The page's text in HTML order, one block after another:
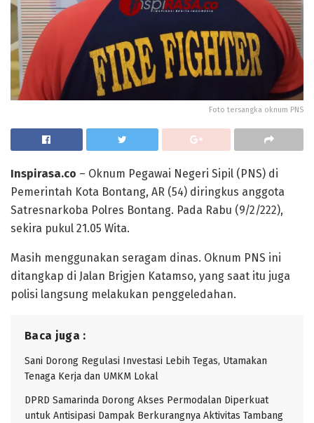
Foto tersangka oknum PNS
Inspirasa.co – Oknum Pegawai Negeri Sipil (PNS) di
Pemerintah Kota Bontang, AR (54) diringkus anggota
Satresnarkoba Polres Bontang. Pada Rabu (9/2/222),
sekira pukul 21.05 Wita.
Masih menggunakan seragam dinas. Oknum PNS ini
ditangkap di Jalan Brigjen Katamso, yang saat itu juga
polisi langsung melakukan penggeledahan.
Baca juga :
Sani Dorong Regulasi Investasi Lebih Tegas, Utamakan
Tenaga Kerja dan UMKM Lokal
DPRD Samarinda Dorong Akses Permodalan Diperkuat
untuk Antisipasi Dampak Berkurangnya Aktivitas Tambang